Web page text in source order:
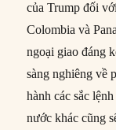
của Trump đối
Colombia và
ngoại giao đáng
sàng nghiêng về
hành các sắc
nước khác cũng